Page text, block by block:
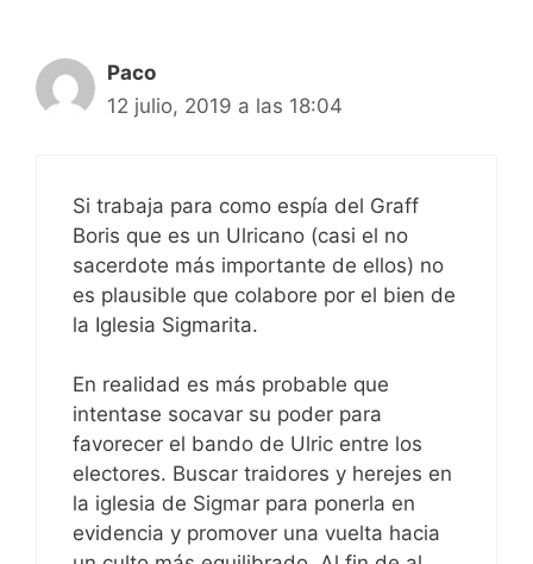
Paco
12 julio, 2019 a las 18:04
Si trabaja para como espía del Graff
Boris que es un Ulricano (casi el no
sacerdote más importante de ellos) no
es plausible que colabore por el bien de
la Iglesia Sigmarita.
En realidad es más probable que
intentase socavar su poder para
favorecer el bando de Ulric entre los
electores. Buscar traidores y herejes en
la iglesia de Sigmar para ponerla en
evidencia y promover una vuelta hacia